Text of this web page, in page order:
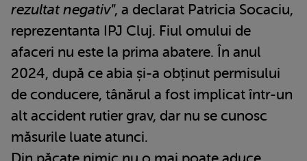
rezultat negativ”, a declarat Patricia Socaciu,
reprezentanta IPJ Cluj. Fiul omului de
afaceri nu este la prima abatere. În anul
2024, după ce abia și-a obținut permisului
de conducere, tânărul a fost implicat într-un
alt accident rutier grav, dar nu se cunosc
măsurile luate atunci.